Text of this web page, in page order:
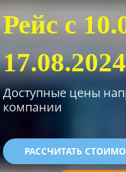
Рейс с
Доступные цены
компании
РАССЧИТАТЬ